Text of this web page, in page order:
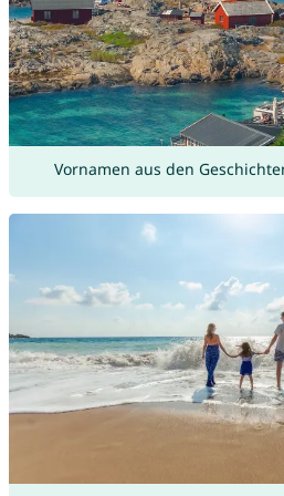
Vornamen aus den